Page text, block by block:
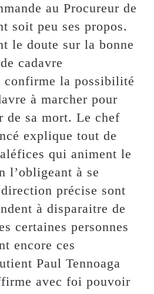
au Procureur de
soit peu ses propos.
le doute sur la bonne
cadavre
confirme la possibilité
à marcher pour
de sa mort. Le chef
explique tout de
qui animent le
l’obligeant à se
précise sont
à disparaitre de
certaines personnes
encore ces
Paul Tennoaga
avec foi pouvoir